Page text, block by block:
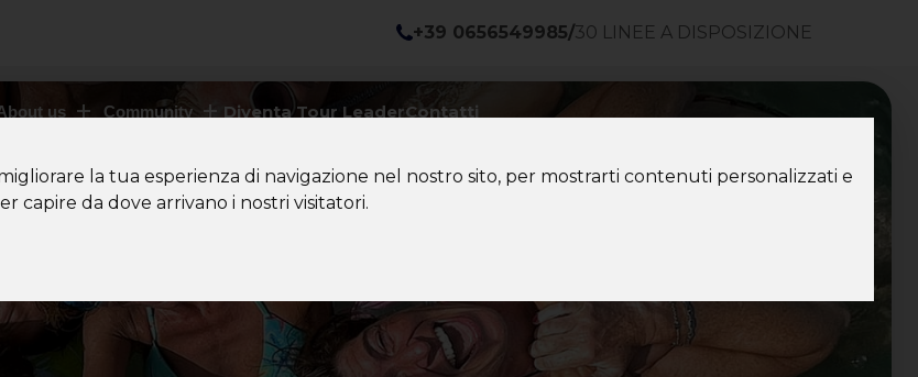
la tua esperienza di navigazione nel nostro sito, per mostrarti contenuti personalizzati e
capire da dove arrivano i nostri visitatori.
+39 0656549985/30 LINEE A DISPOSIZIONE
us Community Diventa Tour LeaderContatti